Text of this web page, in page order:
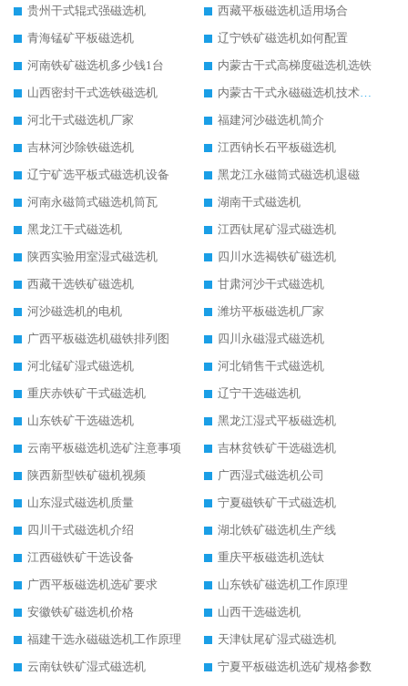
贵州干式辊式强磁选机
西藏平板磁选机适用场合
青海锰矿平板磁选机
辽宁铁矿磁选机如何配置
河南铁矿磁选机多少钱1台
内蒙古干式高梯度磁选机选铁
山西密封干式选铁磁选机
内蒙古干式永磁磁选机技术要求
河北干式磁选机厂家
福建河沙磁选机简介
吉林河沙除铁磁选机
江西钠长石平板磁选机
辽宁矿选平板式磁选机设备
黑龙江永磁筒式磁选机退磁
河南永磁筒式磁选机筒瓦
湖南干式磁选机
黑龙江干式磁选机
江西钛尾矿湿式磁选机
陕西实验用室湿式磁选机
四川水选褐铁矿磁选机
西藏干选铁矿磁选机
甘肃河沙干式磁选机
河沙磁选机的电机
潍坊平板磁选机厂家
广西平板磁选机磁铁排列图
四川永磁湿式磁选机
河北锰矿湿式磁选机
河北销售干式磁选机
重庆赤铁矿干式磁选机
辽宁干选磁选机
山东铁矿干选磁选机
黑龙江湿式平板磁选机
云南平板磁选机选矿注意事项
吉林贫铁矿干选磁选机
陕西新型铁矿磁机视频
广西湿式磁选机公司
山东湿式磁选机质量
宁夏磁铁矿干式磁选机
四川干式磁选机介绍
湖北铁矿磁选机生产线
江西磁铁矿干选设备
重庆平板磁选机选钛
广西平板磁选机选矿要求
山东铁矿磁选机工作原理
安徽铁矿磁选机价格
山西干选磁选机
福建干选永磁磁选机工作原理
天津钛尾矿湿式磁选机
云南钛铁矿湿式磁选机
宁夏平板磁选机选矿规格参数